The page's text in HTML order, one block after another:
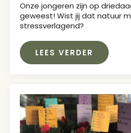
Onze jongeren zijn op
geweest! Wist jij dat natuur
stressverlagend?
LEES VERDER